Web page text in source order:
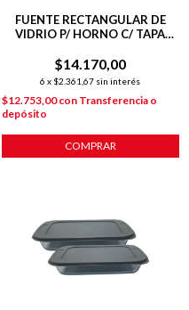
FUENTE RECTANGULAR DE
VIDRIO P/ HORNO C/ TAPA
$14.170,00
6 x $2.361,67 sin interés
$12.753,00con Transferencia o
depósito
COMPRAR